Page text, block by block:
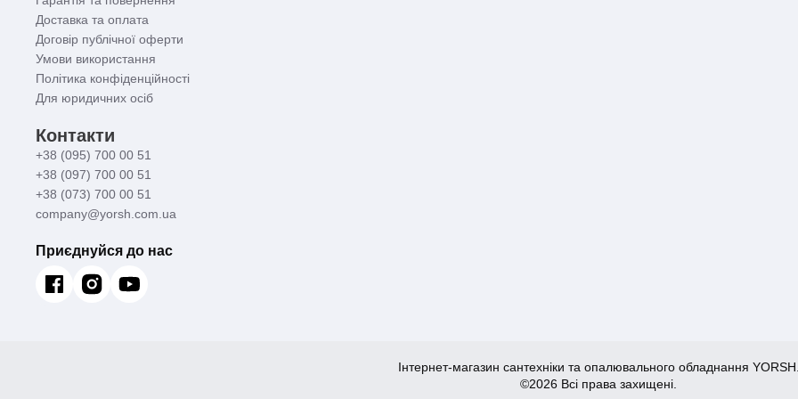
Доставка та оплата
Договір публічної оферти
Умови використання
Політика конфіденційності
Для юридичних осіб
Контакти
+38 (095) 700 00 51
+38 (097) 700 00 51
+38 (073) 700 00 51
company@yorsh.com.ua
Приєднуйся до нас
Інтернет-магазин сантехніки та опалювального обладнання
©2026 Всі права захищені.